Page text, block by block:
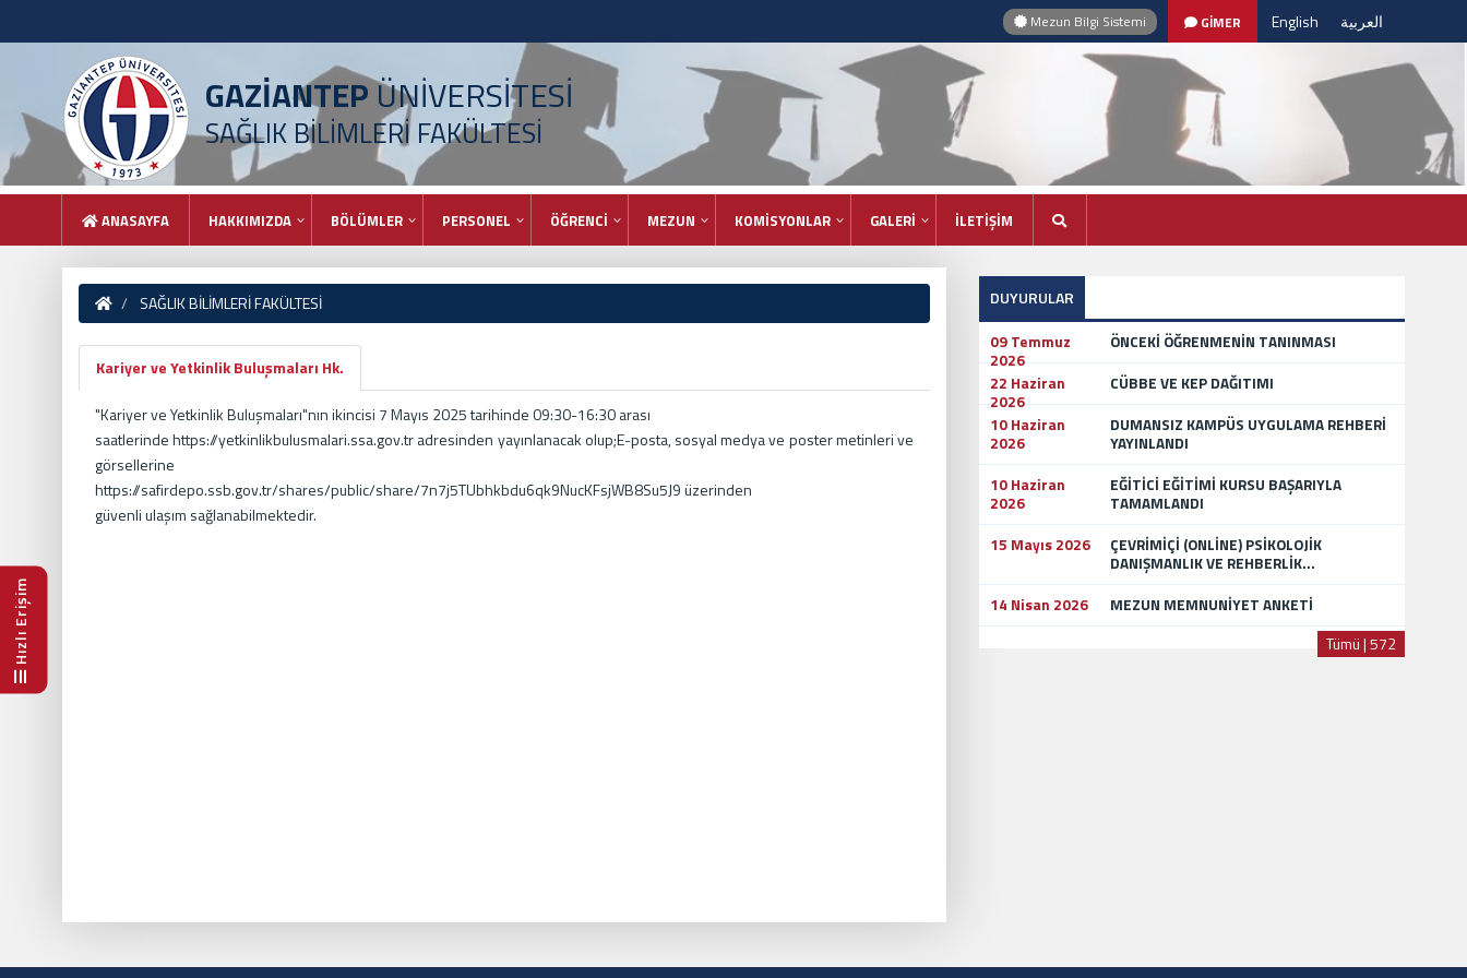
Hızlı Erişim
Mezun Bilgi Sistemi GİMER English العربية
GAZİANTEPÜNİVERSİTESİ
SAĞLIK BİLİMLERİ FAKÜLTESİ
ANASAYFA HAKKIMIZDA BÖLÜMLER PERSONEL ÖĞRENCİ MEZUN KOMİSYONLAR GALERİ İLETİŞİM
SAĞLIK BİLİMLERİ FAKÜLTESİ
Kariyer ve Yetkinlik Buluşmaları Hk.
"Kariyer ve Yetkinlik Buluşmaları"nın ikincisi 7 Mayıs 2025 tarihinde 09:30-16:30 arası
saatlerinde https://yetkinlikbulusmalari.ssa.gov.tr adresinden yayınlanacak olup;E-posta, sosyal medya ve poster metinleri ve
görsellerine
https://safirdepo.ssb.gov.tr/shares/public/share/7n7j5TUbhkbdu6qk9NucKFsjWB8Su5J9 üzerinden
güvenli ulaşım sağlanabilmektedir.
DUYURULAR
09 Temmuz
2026
ÖNCEKİ ÖĞRENMENİN TANINMASI
22 Haziran
2026
CÜBBE VE KEP DAĞITIMI
10 Haziran
2026
DUMANSIZ KAMPÜS UYGULAMA REHBERİ
YAYINLANDI
10 Haziran
2026
EĞİTİCİ EĞİTİMİ KURSU BAŞARIYLA
TAMAMLANDI
15 Mayıs 2026
ÇEVRİMİÇİ (ONLİNE) PSİKOLOJİK
DANIŞMANLIK VE REHBERLİK...
14 Nisan 2026
MEZUN MEMNUNİYET ANKETİ
Tümü | 572